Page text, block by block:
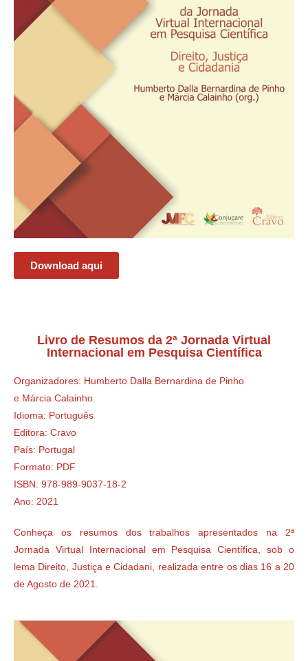
Download aqui
Livro de Resumos da 2ª Jornada Virtual
Internacional em Pesquisa Científica
Organizadores: Humberto Dalla Bernardina de Pinho
e Márcia Calainho
Idioma: Português
Editora: Cravo
País: Portugal
Formato: PDF
ISBN: 978-989-9037-18-2
Ano: 2021
Conheça os resumos dos trabalhos apresentados na 2ª
Jornada Virtual Internacional em Pesquisa Científica, sob o
lema Direito, Justiça e Cidadani, realizada entre os dias 16 a 20
de Agosto de 2021.